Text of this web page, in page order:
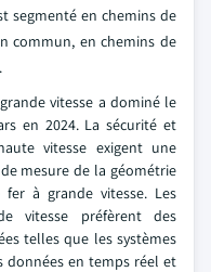
segmenté en chemins de
commun, en chemins de
vitesse a dominé le
en 2024. La sécurité et
vitesse exigent une
mesure de la géométrie
à grande vitesse. Les
vitesse préfèrent des
telles que les systèmes
données en temps réel et